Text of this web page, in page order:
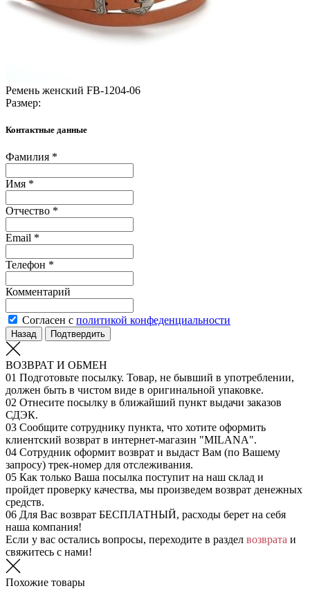
Ремень женский FB-1204-06
Размер:
Контактные данные
Фамилия *
Имя *
Отчество *
Email *
Телефон *
Комментарий
Согласен с политикой конфеденциальности
Назад Подтвердить
ВОЗВРАТ И ОБМЕН
01 Подготовьте посылку. Товар, не бывший в употреблении,
должен быть в чистом виде в оригинальной упаковке.
02 Отнесите посылку в ближайший пункт выдачи заказов
СДЭК.
03 Сообщите сотруднику пункта, что хотите оформить
клиентский возврат в интернет-магазин "MILANA".
04 Сотрудник оформит возврат и выдаст Вам (по Вашему
запросу) трек-номер для отслеживания.
05 Как только Ваша посылка поступит на наш склад и
пройдет проверку качества, мы произведем возврат денежных
средств.
06 Для Вас возврат БЕСПЛАТНЫЙ, расходы берет на себя
наша компания!
Если у вас остались вопросы, переходите в раздел возврата и
свяжитесь с нами!
Похожие товары